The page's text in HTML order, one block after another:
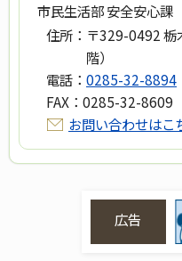
市民生活部 安全安心課
住所： 〒329-0492 栃
階）
電話： 0285-32-8894
FAX： 0285-32-8609
お問い合わせはこ
広告